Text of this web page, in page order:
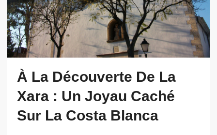
À La Découverte De La
Xara : Un Joyau Caché
Sur La Costa Blanca